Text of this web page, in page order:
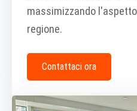
massimizzando
regione.
Contattaci ora